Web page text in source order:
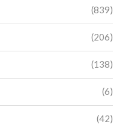
(839)
(206)
(138)
(6)
(42)